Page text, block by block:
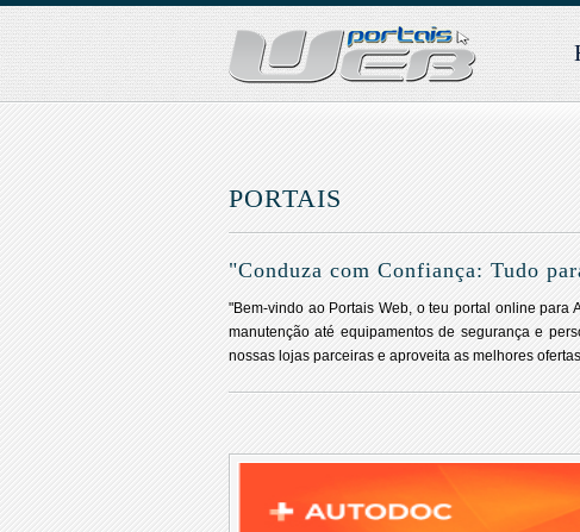
PORTAIS
"Conduza com Confiança: Tudo
"Bem-vindo ao Portais Web, o teu portal online para
manutenção até equipamentos de segurança e
nossas lojas parceiras e aproveita as melhores